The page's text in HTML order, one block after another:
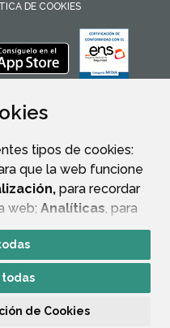
tipos de cookies:
que la web funcione
para recordar
web; Analíticas, para
la web y sus servicios.
“Aceptar todas”
Si pulsa el botón
cookies técnicas
todas
de Cookies
DE COOKIES